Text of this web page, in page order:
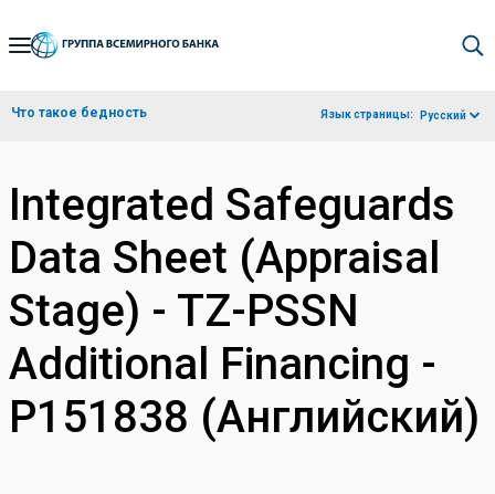
Skip
Navigation
Что такое бедность Язык страницы: Русский
Integrated Safeguards
Data Sheet (Appraisal
Stage) - TZ-PSSN
Additional Financing -
P151838 (Английский)